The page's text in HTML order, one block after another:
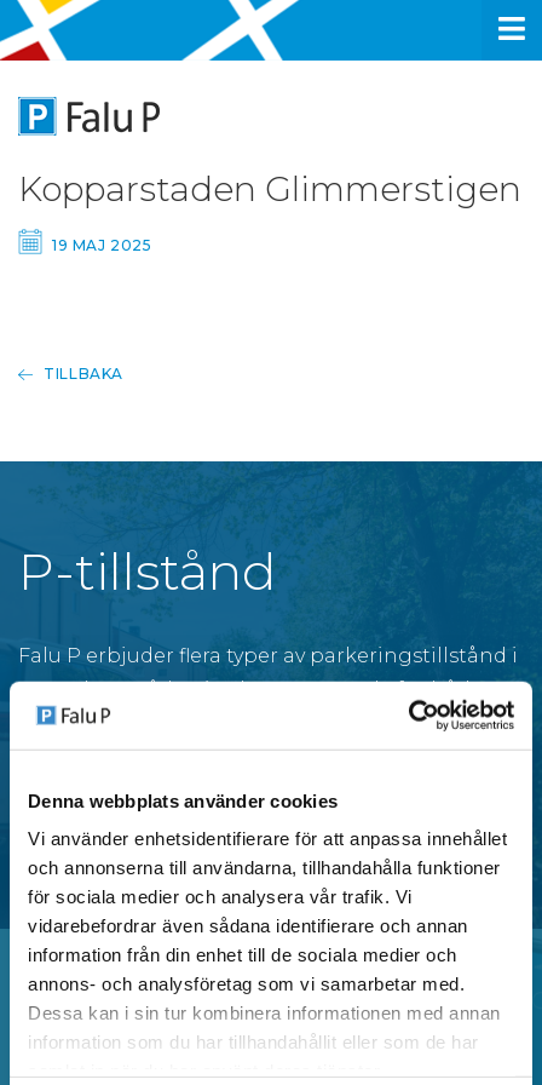
Denna webbplats använder cookies
Vi använder enhetsidentifierare för att anpassa innehållet
och annonserna till användarna, tillhandahålla funktioner
för sociala medier och analysera vår trafik. Vi
vidarebefordrar även sådana identifierare och annan
information från din enhet till de sociala medier och
annons- och analysföretag som vi samarbetar med.
Dessa kan i sin tur kombinera informationen med annan
information som du har tillhandahållit eller som de har
Kopparstaden Glimmerstigen
19 MAJ 2025
TILLBAKA
P-tillstånd
Falu P erbjuder flera typer av parkeringstillstånd i
centrala områden i Falun, anpassade för både
privatpersoner och verksamheter.
SE OMRÅDEN MED P-TILLSTÅND
Vanliga frågor